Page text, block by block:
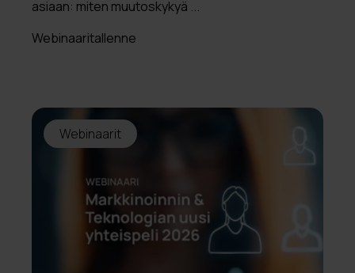
asiaan: miten muutoskykyä ...
Webinaaritallenne
Webinaarit